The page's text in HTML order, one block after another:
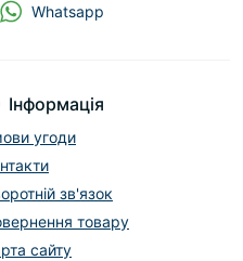
Інформація
угоди
зв'язок
товару
сайту
Whatsapp